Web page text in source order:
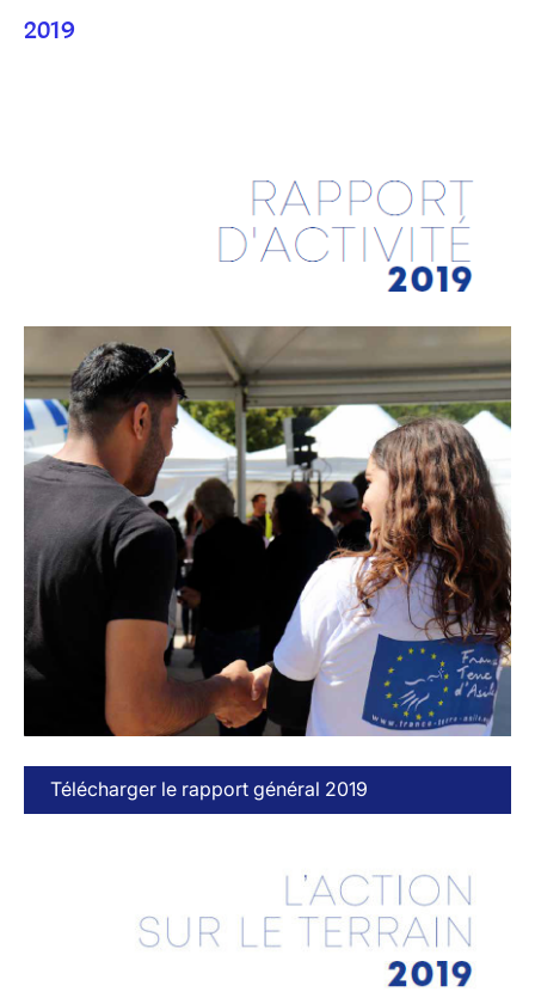
2019
Télécharger le rapport général 2019